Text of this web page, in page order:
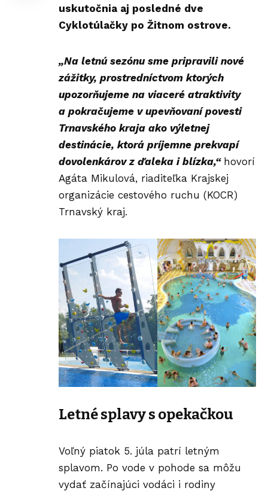
uskutočnia aj posledné dve
Cyklotúlačky po Žitnom ostrove.
„Na letnú sezónu sme pripravili nové
zážitky, prostredníctvom ktorých
upozorňujeme na viaceré atraktivity
a pokračujeme v upevňovaní povesti
Trnavského kraja ako výletnej
destinácie, ktorá príjemne prekvapí
dovolenkárov z ďaleka i blízka,“ hovorí
Agáta Mikulová, riaditeľka Krajskej
organizácie cestového ruchu (KOCR)
Trnavský kraj.
Letné splavy s opekačkou
Voľný piatok 5. júla patrí letným
splavom. Po vode v pohode sa môžu
vydať začínajúci vodáci i rodiny